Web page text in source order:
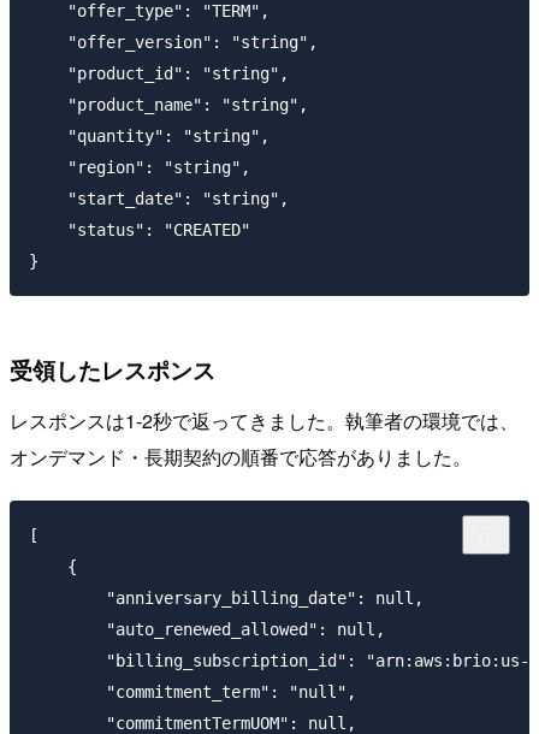
    "offer_type": "TERM",
    "offer_version": "string",
    "product_id": "string",
    "product_name": "string",
    "quantity": "string",
    "region": "string",
    "start_date": "string",
    "status": "CREATED"
受領したレスポンス
レスポンスは1-2秒で返ってきました。執筆者の環境では、
オンデマンド・長期契約の順番で応答がありました。
[
    {
        "anniversary_billing_date": null,
        "auto_renewed_allowed": null,
"billing_subscription_id":
        "commitment_term": "null",
        "commitmentTermUOM": null,